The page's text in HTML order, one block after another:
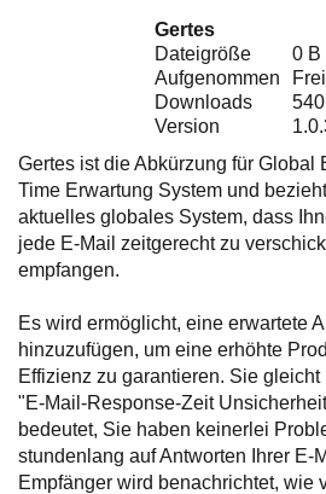
Gertes
Dateigröße
0 B
Aufgenommen
Downloads
540
Version
Gertes ist die Abkürzung für Global
Time Erwartung System und
aktuelles globales System, dass
jede E-Mail zeitgerecht zu
empfangen.
Es wird ermöglicht, eine erwartete
hinzuzufügen, um eine erhöhte
Effizienz zu garantieren. Sie
"E-Mail-Response-Zeit
bedeutet, Sie haben keinerlei
stundenlang auf Antworten Ihrer E-
Empfänger wird benachrichtet, wie
E-Mail bestätigen